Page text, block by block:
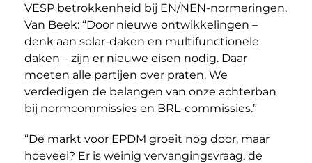
VESP betrokkenheid bij EN/NEN-normeringen.
Van Beek: “Door nieuwe ontwikkelingen –
denk aan solar-daken en multifunctionele
daken – zijn er nieuwe eisen nodig. Daar
moeten alle partijen over praten. We
verdedigen de belangen van onze achterban
bij normcommissies en BRL-commissies.”
“De markt voor EPDM groeit nog door, maar
hoeveel? Er is weinig vervangingsvraag, de